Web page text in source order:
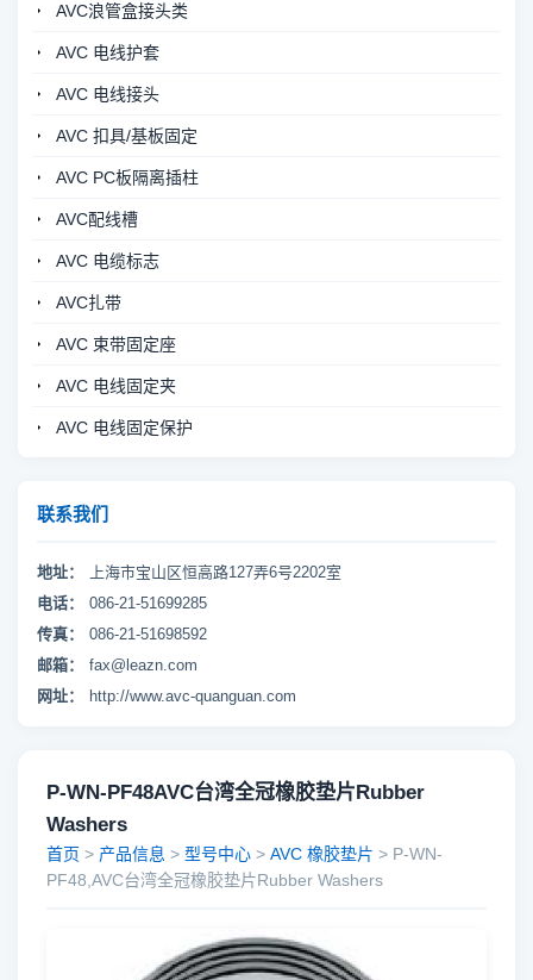
AVC浪管盒接头类
AVC 电线护套
AVC 电线接头
AVC 扣具/基板固定
AVC PC板隔离插柱
AVC配线槽
AVC 电缆标志
AVC扎带
AVC 束带固定座
AVC 电线固定夹
AVC 电线固定保护
联系我们
地址：
上海市宝山区恒高路127弄6号2202室
电话：
086-21-51699285
传真：
086-21-51698592
邮箱：
fax@leazn.com
网址：
http://www.avc-quanguan.com
P-WN-PF48AVC台湾全冠橡胶垫片Rubber
Washers
首页 > 产品信息 > 型号中心 > AVC 橡胶垫片 > P-WN-
PF48,AVC台湾全冠橡胶垫片Rubber Washers